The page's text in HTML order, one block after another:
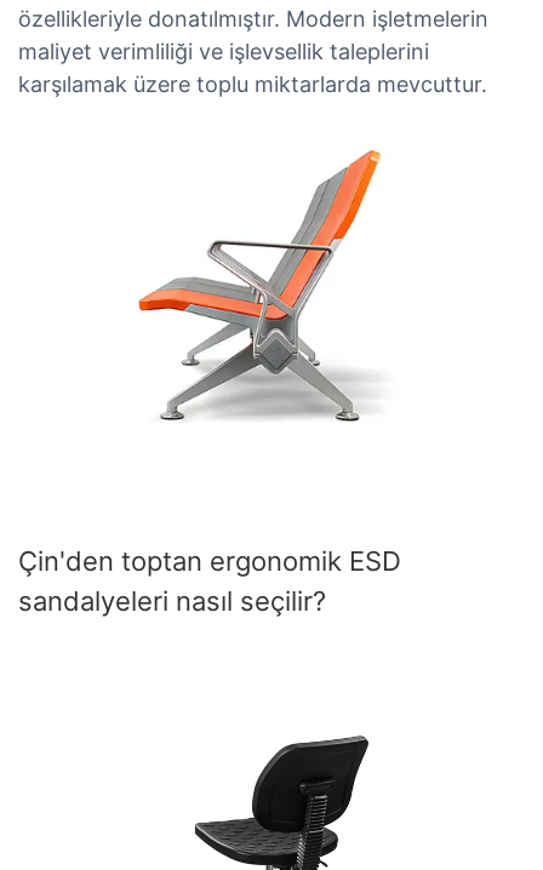
özellikleriyle donatılmıştır. Modern işletmelerin
maliyet verimliliği ve işlevsellik taleplerini
karşılamak üzere toplu miktarlarda mevcuttur.
Çin'den toptan ergonomik ESD
sandalyeleri nasıl seçilir?